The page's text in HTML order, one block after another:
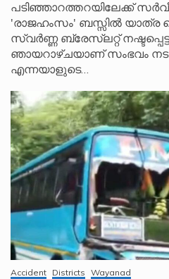
പടിഞ്ഞാറത്തറയിലേക്ക്
'രാജഹംസം' ബസ്സിൽ യാത്ര
സ്വർണ്ണ ബ്രേസ്‌ലറ്റ്
ഞായറാഴ്ചയാണ് സംഭവം
എന്നയാളുടെ…
Accident Districts Wayanad